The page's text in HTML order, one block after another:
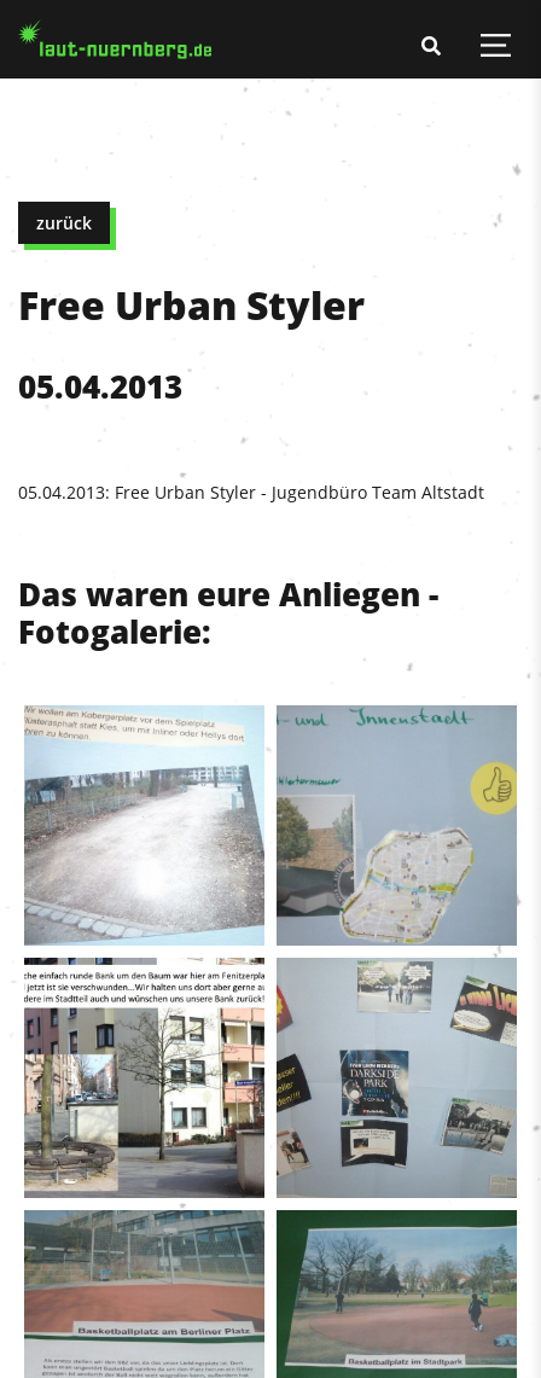
zurück
Free Urban Styler
05.04.2013
05.04.2013: Free Urban Styler - Jugendbüro Team Altstadt
Das waren eure Anliegen -
Fotogalerie: